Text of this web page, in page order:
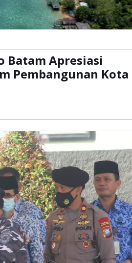
Batam Apresiasi
Pembangunan Kota